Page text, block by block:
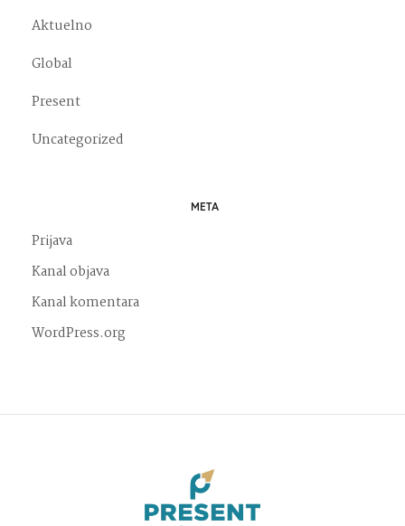
Aktuelno
Global
Present
Uncategorized
META
Prijava
Kanal objava
Kanal komentara
WordPress.org